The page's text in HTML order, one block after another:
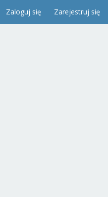
Zaloguj się Zarejestruj się